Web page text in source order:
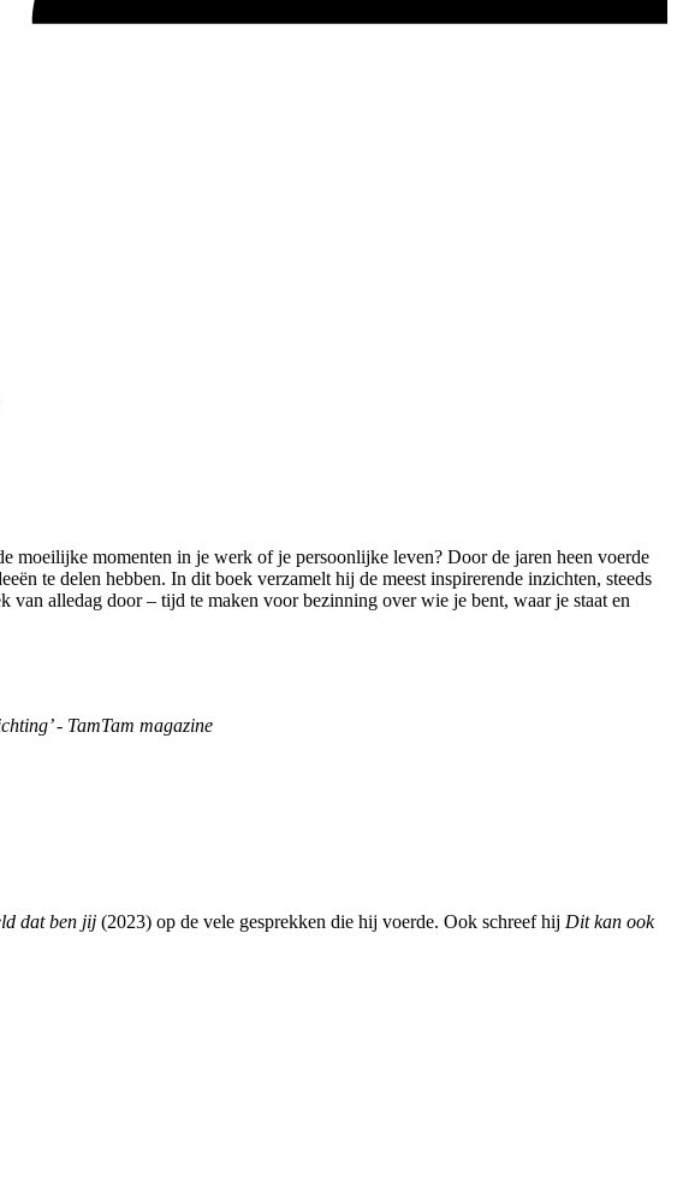
moeilijke momenten in je werk of je persoonlijke leven? Door de jaren heen voerde
te delen hebben. In dit boek verzamelt hij de meest inspirerende inzichten, steeds
alledag door – tijd te maken voor bezinning over wie je bent, waar je staat en
- TamTam magazine
dat ben jij (2023) op de vele gesprekken die hij voerde. Ook schreef hij Dit kan ook